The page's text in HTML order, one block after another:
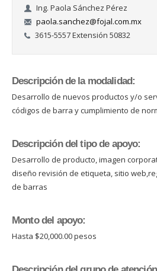
Ing. Paola Sánchez Pérez
paola.sanchez@fojal.com.mx
3615-5557 Extensión 50832
Descripción de la modalidad:
Desarrollo de nuevos productos y/o
códigos de barra y cumplimiento de
Descripción del tipo de apoyo:
Desarrollo de producto, imagen
diseño revisión de etiqueta, sitio
de barras
Monto del apoyo:
Hasta $20,000.00 pesos